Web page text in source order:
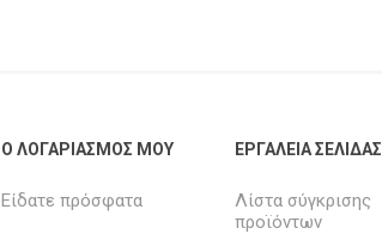
Ο ΛΟΓΑΡΙΑΣΜΌΣ ΜΟΥ
Είδατε πρόσφατα
ΕΡΓΑΛΕΊΑ ΣΕΛΊΔΑΣ
Λίστα σύγκρισης
προϊόντων